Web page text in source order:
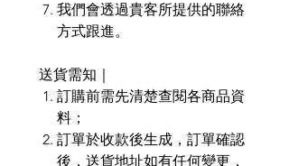
我們會透過貴客所提供的聯絡
方式跟進。
送貨需知｜
訂購前需先清楚查閱各商品資
料；
訂單於收款後生成，訂單確認
後，送貨地址如有任何變更，